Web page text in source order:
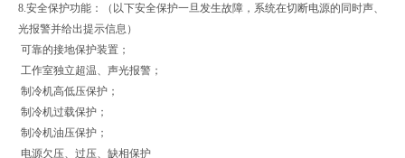
8.安全保护功能：（以下安全保护一旦发生故障，系统在切断电源的同时声、
光报警并给出提示信息）
可靠的接地保护装置；
工作室独立超温、声光报警；
制冷机高低压保护；
制冷机过载保护；
制冷机油压保护；
电源欠压、过压、缺相保护